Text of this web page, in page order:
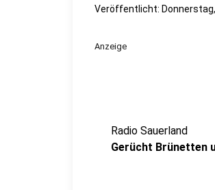
Veröffentlicht:
Anzeige
Radio Sauerland
Gerücht Brünetten